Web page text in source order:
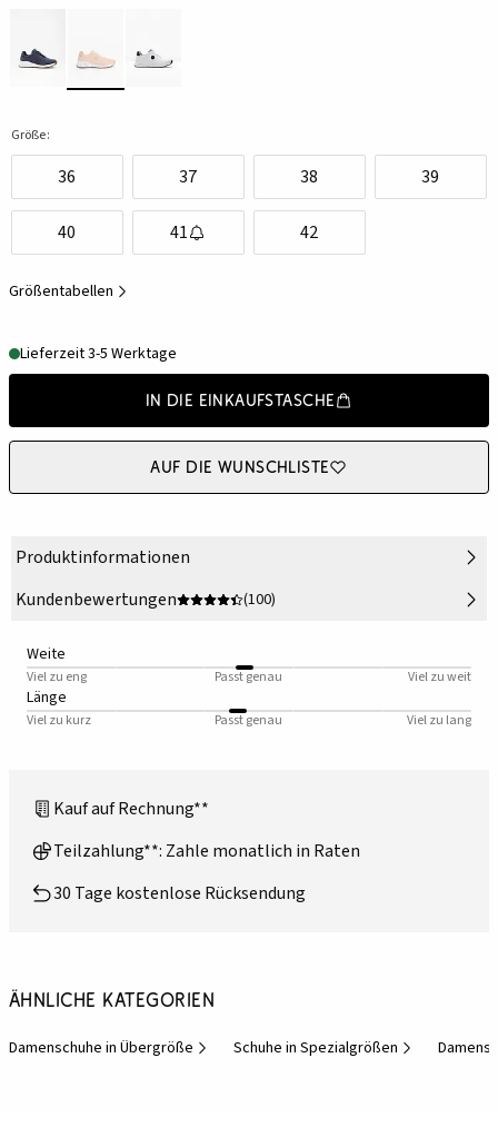
Größe:
36 37 38 39
40 41 42
Größentabellen
Lieferzeit 3-5 Werktage
In die Einkaufstasche
Auf die Wunschliste
Produktinformationen
Kundenbewertungen
(100)
Weite
Viel zu eng Passt genau Viel zu weit
Länge
Viel zu kurz Passt genau Viel zu lang
Kauf auf Rechnung**
Teilzahlung**: Zahle monatlich in Raten
30 Tage kostenlose Rücksendung
Ähnliche Kategorien
Damenschuhe in Übergröße Schuhe in Spezialgrößen